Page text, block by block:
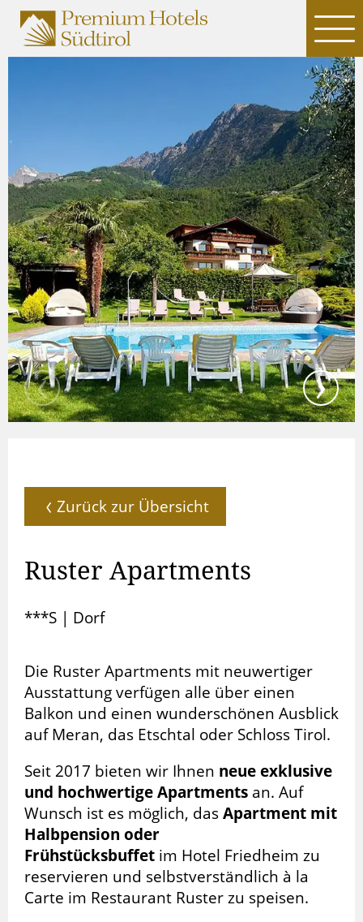
Zurück zur Übersicht
Ruster Apartments
***S | Dorf
Die Ruster Apartments mit neuwertiger
Ausstattung verfügen alle über einen
Balkon und einen wunderschönen Ausblick
auf Meran, das Etschtal oder Schloss Tirol.
Seit 2017 bieten wir Ihnen neue exklusive
und hochwertige Apartments an. Auf
Wunsch ist es möglich, dasApartment mit
Halbpension oder
Frühstücksbuffet im Hotel Friedheim zu
reservieren und selbstverständlich à la
Carte im Restaurant Ruster zu speisen.